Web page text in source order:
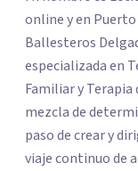
online y en Puerto de
Ballesteros
especializada en
Familiar y Terapia de Pareja. En
mezcla de
paso de crear y
viaje continuo de